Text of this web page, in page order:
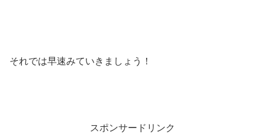
それでは早速みていきましょう！
スポンサードリンク